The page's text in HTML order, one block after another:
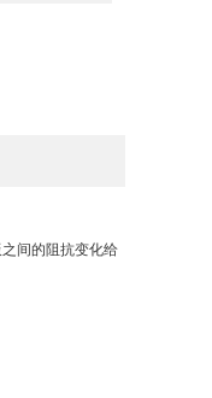
间的阻抗变化给